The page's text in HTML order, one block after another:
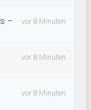
–
vor 8 Minuten
vor 8 Minuten
vor 8 Minuten